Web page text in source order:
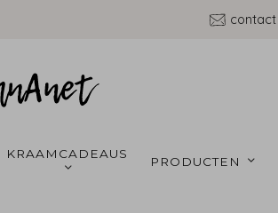
contact
PRODUCTEN